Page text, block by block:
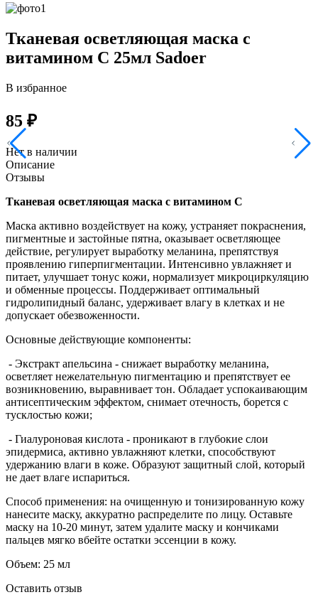
Тканевая осветляющая маска с
витамином С 25мл Sadoer
В избранное
85 ₽
Нет в наличии
Описание
Отзывы
Тканевая осветляющая маска с витамином С
Маска активно воздействует на кожу, устраняет покраснения,
пигментные и застойные пятна, оказывает осветляющее
действие, регулирует выработку меланина, препятствуя
проявлению гиперпигментации. Интенсивно увлажняет и
питает, улучшает тонус кожи, нормализует микроциркуляцию
и обменные процессы. Поддерживает оптимальный
гидролипидный баланс, удерживает влагу в клетках и не
допускает обезвоженности.
Основные действующие компоненты:
- Экстракт апельсина - снижает выработку меланина,
осветляет нежелательную пигментацию и препятствует ее
возникновению, выравнивает тон. Обладает успокаивающим
антисептическим эффектом, снимает отечность, борется с
тусклостью кожи;
- Гиалуроновая кислота - проникают в глубокие слои
эпидермиса, активно увлажняют клетки, способствуют
удержанию влаги в коже. Образуют защитный слой, который
не дает влаге испариться.
Способ применения: на очищенную и тонизированную кожу
нанесите маску, аккуратно распределите по лицу. Оставьте
маску на 10-20 минут, затем удалите маску и кончиками
пальцев мягко вбейте остатки эссенции в кожу.
Объем: 25 мл
Оставить отзыв